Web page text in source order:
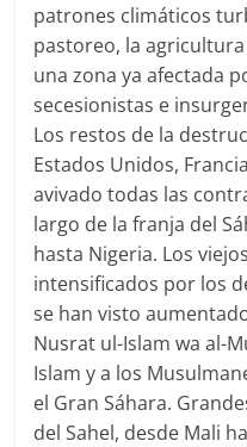
patrones climáticos
pastoreo, la
una zona ya afectada
secesionistas e
Los restos de la
Estados Unidos,
avivado todas las
largo de la franja del
hasta Nigeria. Los
intensificados por los
se han visto
Nusrat ul-Islam wa al-
Islam y a los
el Gran Sáhara.
del Sahel, desde Mali